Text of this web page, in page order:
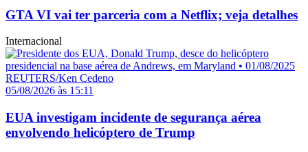
GTA VI vai ter parceria com a Netflix; veja detalhes
Internacional
05/08/2026 às 15:11
EUA investigam incidente de segurança aérea
envolvendo helicóptero de Trump